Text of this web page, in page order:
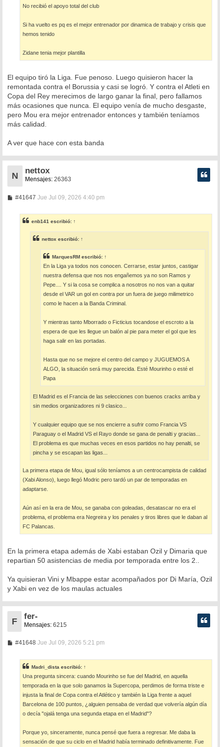
No recibió el apoyo total del club
Si ha vuelto es pq es el mejor entrenador por dinamica de trabajo y crisis que
hemos tenido
Zidane tenia mejor plantilla
El equipo tiró la Liga. Fue penoso. Luego quisieron hacer la
remontada contra el Borussia y casi se logró. Y contra el Atleti en
Copa del Rey merecimos de largo ganar la final, pero fallamos
más ocasiones que nunca. El equipo venía de mucho desgaste,
pero Mou era mejor entrenador entonces y también teníamos
más calidad.
A ver que hace con esta banda
N
nettox
Mensajes: 26363
#41647M
a
j
e
Jue Jul 09, 2026 4:40 pm
enb141 escribió: ↑
nettox escribió: ↑
MarquesRM escribió: ↑
En la Liga ya todos nos conocen. Cerrarse, estar juntos, castigar
nuestra defensa que nos nos engañemos ya no son Ramos y
Pepe.... Y si la cosa se complica a nosotros no nos van a quitar
desde el VAR un gol en contra por un fuera de juego milimetrico
como le hacen a la Banda Criminal.
Y mientras tanto Mborrado o Ficticius tocandose el escroto a la
espera de que les llegue un balón al pie para meter el gol que les
haga salir en las portadas.
Hasta que no se mejore el centro del campo y JUGUEMOS A
ALGO, la situación será muy parecida. Esté Mourinho o esté el
Papa
El Madrid es el Francia de las selecciones con buenos cracks arriba y
sin medios organizadores ni 9 clasico...
Y cualquier equipo que se nos encierre a sufrir como Francia VS
Paraguay o el Madrid VS el Rayo donde se gana de penalti y gracias...
El problema es que muchas veces en esos partidos no hay penalti, se
pincha y se escapan las ligas...
La primera etapa de Mou, igual sólo teníamos a un centrocampista de calidad
(Xabi Alonso), luego llegó Modric pero tardó un par de temporadas en
adaptarse.
Aún así en la era de Mou, se ganaba con goleadas, desatascar no era el
problema, el problema era Negreira y los penales y tiros libres que le daban al
FC Palancas.
En la primera etapa además de Xabi estaban Ozil y Dimaria que
repartian 50 asistencias de media por temporada entre los 2..
Ya quisieran Vini y Mbappe estar acompañados por Di María, Ozil
y Xabi en vez de los maulas actuales
F
fer-
Mensajes: 6215
#41648M
a
j
e
Jue Jul 09, 2026 5:21 pm
Madri_dista escribió: ↑
Una pregunta sincera: cuando Mourinho se fue del Madrid, en aquella
temporada en la que solo ganamos la Supercopa, perdimos de forma triste e
injusta la final de Copa contra el Atlético y también la Liga frente a aquel
Barcelona de 100 puntos, ¿alguien pensaba de verdad que volvería algún día
o decía "ojalá tenga una segunda etapa en el Madrid"?
Porque yo, sinceramente, nunca pensé que fuera a regresar. Me daba la
sensación de que su ciclo en el Madrid había terminado definitivamente. Fue